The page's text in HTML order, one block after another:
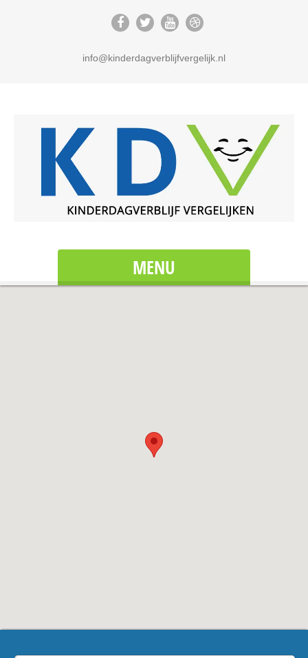
info@kinderdagverblijfvergelijk.nl
MENU